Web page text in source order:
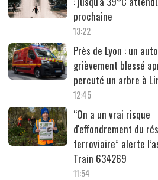
prochaine
13:22
Près de Lyon : un
grièvement blessé
percuté un arbre à
12:45
“On a un vrai risque
d'effondrement du
ferroviaire” alerte
Train 634269
11:54